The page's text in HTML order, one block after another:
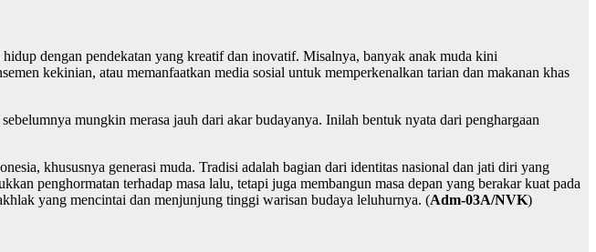
dengan pendekatan yang kreatif dan inovatif. Misalnya, banyak anak muda kini
kekinian, atau memanfaatkan media sosial untuk memperkenalkan tarian dan makanan khas
mungkin merasa jauh dari akar budayanya. Inilah bentuk nyata dari penghargaan
khususnya generasi muda. Tradisi adalah bagian dari identitas nasional dan jati diri yang
penghormatan terhadap masa lalu, tetapi juga membangun masa depan yang berakar kuat pada
yang mencintai dan menjunjung tinggi warisan budaya leluhurnya. (Adm-03A/NVK)